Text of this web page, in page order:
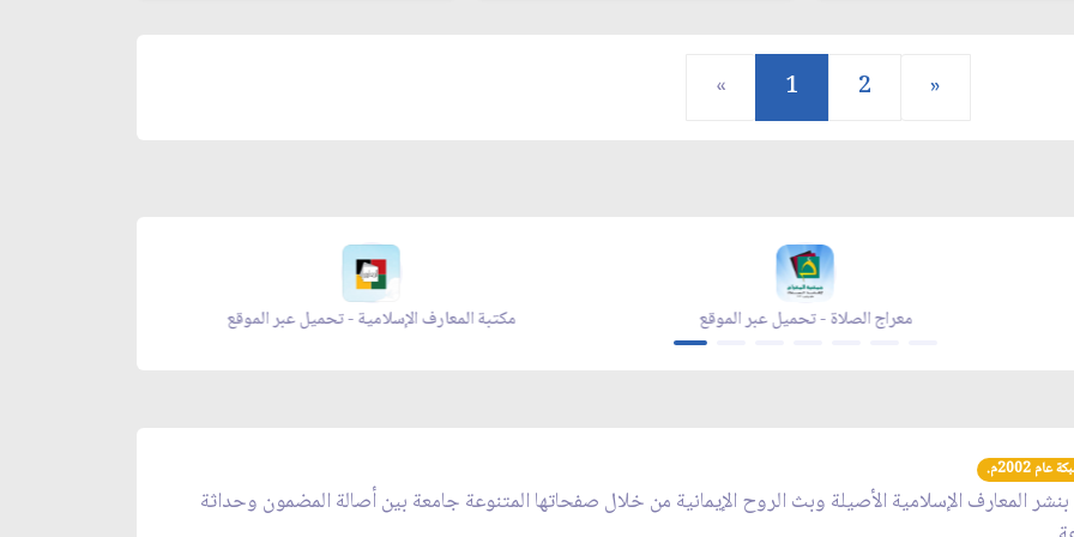
« 1 2 »
مكتبة المعارف الإسلامية - تحميل عبر الموقع معراج الصلاة - تحميل عبر الموقع
2002م.
المعارف الإسلامية الأصيلة وبث الروح الإيمانية من خلال صفحاتها المتنوعة جامعة بين أصالة المضمون وحداثة